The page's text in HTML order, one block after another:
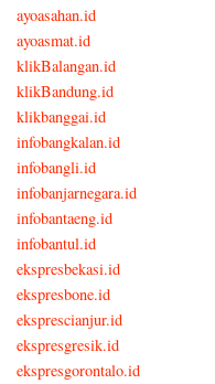
ayoasahan.id
ayoasmat.id
klikBalangan.id
klikBandung.id
klikbanggai.id
infobangkalan.id
infobangli.id
infobanjarnegara.id
infobantaeng.id
infobantul.id
ekspresbekasi.id
ekspresbone.id
eksprescianjur.id
ekspresgresik.id
ekspresgorontalo.id